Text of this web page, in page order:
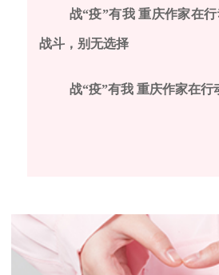
战“疫”有我 重庆作家在
战斗，别无选择
战“疫”有我 重庆作家在行